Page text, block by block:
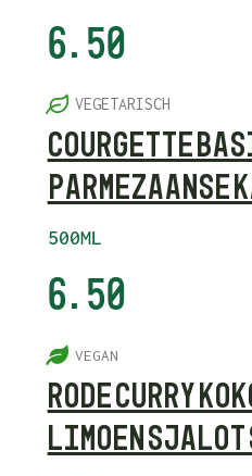
6.50
6VEGETARISCH
COURGETTE
PARMEZAANSE
500ML
6.50
5VEGAN
RODE CURRY
LIMOEN SJALOT